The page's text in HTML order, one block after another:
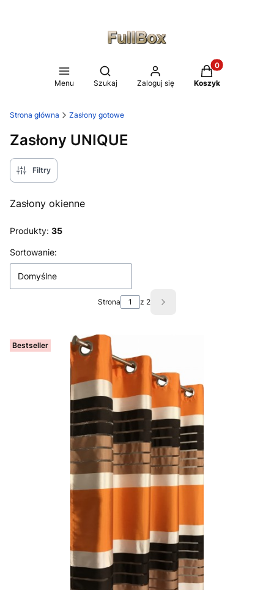
Menu
Otwórz wyszukiwarkę
Szukaj Zaloguj się
Produkty w
Koszyk
Strona główna Zasłony gotowe
Zasłony UNIQUE
Filtry
Zasłony okienne
Produkty: 35
Lista produktów
Sortowanie:
Domyślne
Strona z 2 Następne produkty
Bestseller